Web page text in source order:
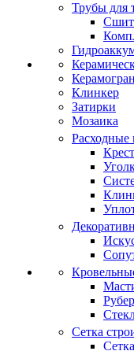
Трубы для
Клинкер
Затирки
Мозаика
Расходные
Сетка